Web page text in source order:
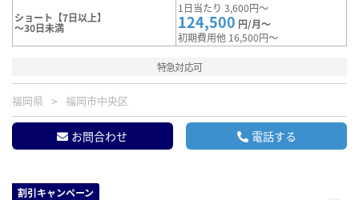
ショート【7日以上】
～30日未満
1日当たり 3,600円～
124,500 円/月～
初期費用他 16,500円～
特急対応可
福岡県 福岡市中央区
お問合わせ 電話する
割引キャンペーン